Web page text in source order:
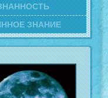
ЗНАНИЕ